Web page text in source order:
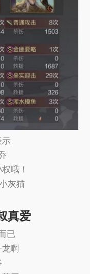
哦！
灰猫
真爱
已
啊